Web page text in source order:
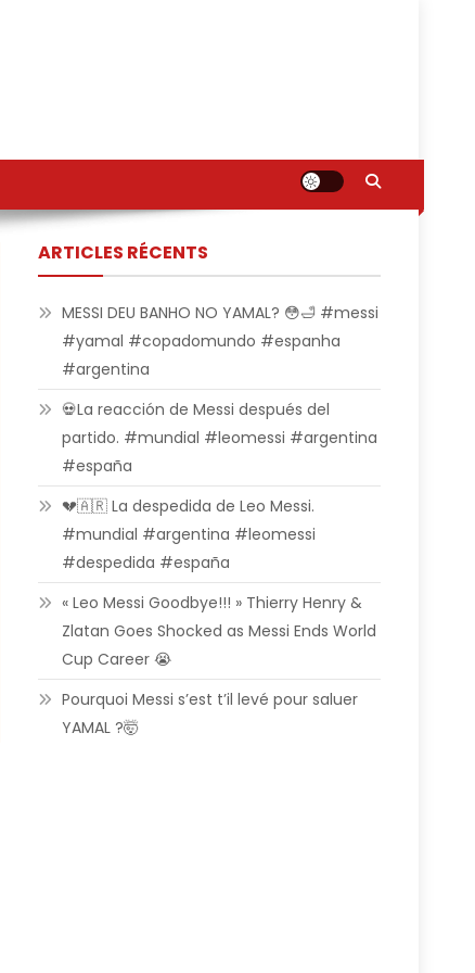
ARTICLES RÉCENTS
MESSI DEU BANHO NO YAMAL? 😳🛁 #messi
#yamal #copadomundo #espanha
#argentina
💀La reacción de Messi después del
partido. #mundial #leomessi #argentina
#españa
💔🇦🇷 La despedida de Leo Messi.
#mundial #argentina #leomessi
#despedida #españa
« Leo Messi Goodbye!!! » Thierry Henry &
Zlatan Goes Shocked as Messi Ends World
Cup Career 😭
Pourquoi Messi s’est t’il levé pour saluer
YAMAL ?🤯